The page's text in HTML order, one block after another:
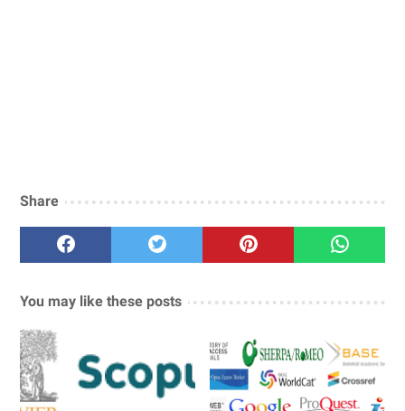
Share
You may like these posts